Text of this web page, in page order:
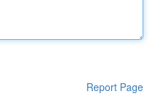
Report Page